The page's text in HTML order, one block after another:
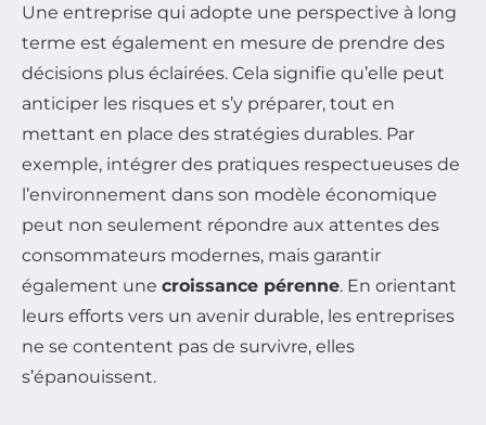
Une entreprise qui adopte une perspective à long
terme est également en mesure de prendre des
décisions plus éclairées. Cela signifie qu’elle peut
anticiper les risques et s’y préparer, tout en
mettant en place des stratégies durables. Par
exemple, intégrer des pratiques respectueuses de
l’environnement dans son modèle économique
peut non seulement répondre aux attentes des
consommateurs modernes, mais garantir
également une croissance pérenne. En orientant
leurs efforts vers un avenir durable, les entreprises
ne se contentent pas de survivre, elles
s’épanouissent.